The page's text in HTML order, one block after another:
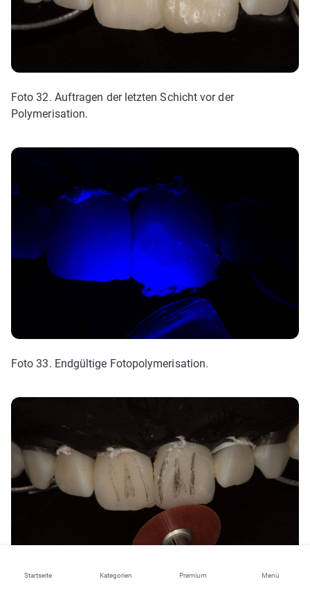
Startseite Kategorien Premium Menü
Foto 32. Auftragen der letzten Schicht vor der
Polymerisation.
Foto 33. Endgültige Fotopolymerisation.